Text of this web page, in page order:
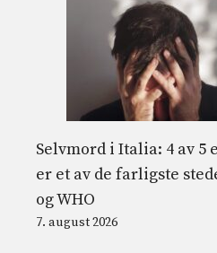
Selvmord i Italia: 4 av 5
er et av de farligste
og WHO
7. august 2026